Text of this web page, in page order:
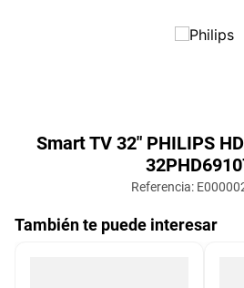
Smart TV 32" PHILIPS
Referencia:
También te puede interesar